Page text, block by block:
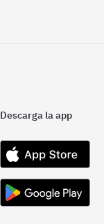
Descarga la app